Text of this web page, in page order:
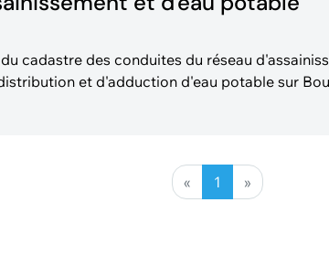
cadastre des conduites du réseau
et d'adduction d'eau potable sur
les conduites avec indication de diamètre et
« 1 »